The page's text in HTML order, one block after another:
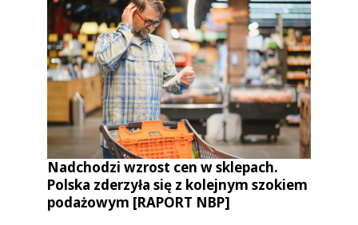
Nadchodzi wzrost cen w sklepach.
Polska zderzyła się z kolejnym szokiem
podażowym [RAPORT NBP]